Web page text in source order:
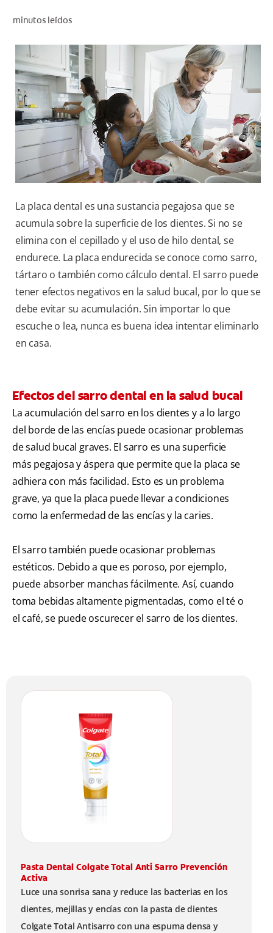
PROMOCIONES
SUSCRÍBASE
minutos leídos
La placa dental es una sustancia pegajosa que se
acumula sobre la superficie de los dientes. Si no se
elimina con el cepillado y el uso de hilo dental, se
endurece. La placa endurecida se conoce como sarro,
tártaro o también como cálculo dental. El sarro puede
tener efectos negativos en la salud bucal, por lo que se
debe evitar su acumulación. Sin importar lo que
escuche o lea, nunca es buena idea intentar eliminarlo
en casa.
Efectos del sarro dental en la salud bucal
La acumulación del sarro en los dientes y a lo largo
del borde de las encías puede ocasionar problemas
de salud bucal graves. El sarro es una superficie
más pegajosa y áspera que permite que la placa se
adhiera con más facilidad. Esto es un problema
grave, ya que la placa puede llevar a condiciones
como la enfermedad de las encías y la caries.
El sarro también puede ocasionar problemas
estéticos. Debido a que es poroso, por ejemplo,
puede absorber manchas fácilmente. Así, cuando
toma bebidas altamente pigmentadas, como el té o
el café, se puede oscurecer el sarro de los dientes.
Pasta Dental Colgate Total Anti Sarro Prevención
Activa
Luce una sonrisa sana y reduce las bacterias en los
dientes, mejillas y encías con la pasta de dientes
Colgate Total Antisarro con una espuma densa y